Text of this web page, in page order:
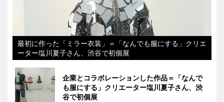
最初に作った「ミラー衣装」＝「なんでも服にする」クリエ
ーター塩川夏子さん、渋谷で初個展
企業とコラボレーションした作品＝「なんで
も服にする」クリエーター塩川夏子さん、渋
谷で初個展